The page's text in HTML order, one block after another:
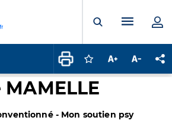
Ouvrir laMenu
Connectez-vous
Augmenter la
- Mon soutien psy